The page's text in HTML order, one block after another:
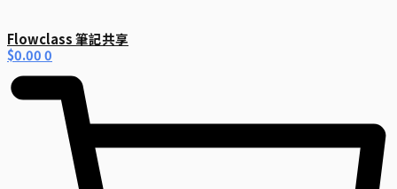
Flowclass 筆記共享
$0.000